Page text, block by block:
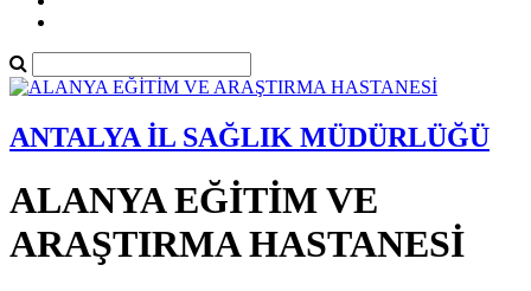
ANTALYA İL SAĞLIK MÜDÜRLÜĞÜ
ALANYA EĞİTİM VE
ARAŞTIRMA HASTANESİ